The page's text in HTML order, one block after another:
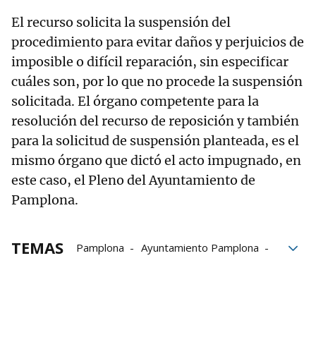
El recurso solicita la suspensión del
procedimiento para evitar daños y perjuicios de
imposible o difícil reparación, sin especificar
cuáles son, por lo que no procede la suspensión
solicitada. El órgano competente para la
resolución del recurso de reposición y también
para la solicitud de suspensión planteada, es el
mismo órgano que dictó el acto impugnado, en
este caso, el Pleno del Ayuntamiento de
Pamplona.
TEMAS Pamplona
Ayuntamiento Pamplona